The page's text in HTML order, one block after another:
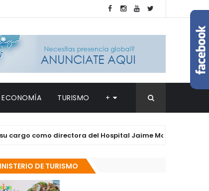
ECONOMÍA TURISMO +
como directora del Hospital Jaime Mota
DE TURISMO